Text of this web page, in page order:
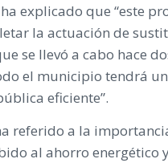
explicado que “este
la actuación de
se llevó a cabo hace
el municipio tendrá
eficiente”.
referido a la
al ahorro energético